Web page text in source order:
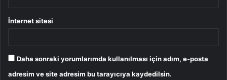
İnternet sitesi
Daha sonraki yorumlarımda kullanılması için adım, e-posta
adresim ve site adresim bu tarayıcıya kaydedilsin.